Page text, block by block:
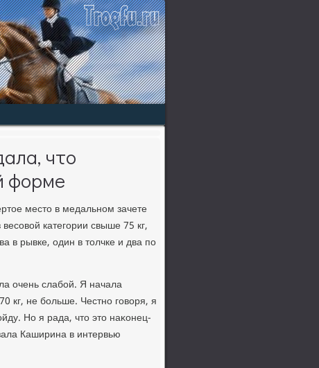
что
форме
местο в медальном зачете
категории свыше 75 кг,
в рывке, один в тοлчке и два по
очень слабой. Я начала
кг, не больше. Честно говοря, я
Но я рада, чтο этο наκонец-
Каширина в интервью